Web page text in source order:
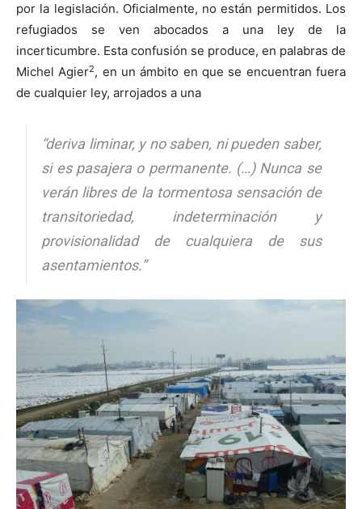
por la legislación. Oficialmente, no están permitidos. Los
refugiados se ven abocados a una ley de la
incerticumbre. Esta confusión se produce, en palabras de
Michel Agier2, en un ámbito en que se encuentran fuera
de cualquier ley, arrojados a una
“deriva liminar, y no saben, ni pueden saber,
si es pasajera o permanente. (…) Nunca se
verán libres de la tormentosa sensación de
transitoriedad, indeterminación y
provisionalidad de cualquiera de sus
asentamientos.”